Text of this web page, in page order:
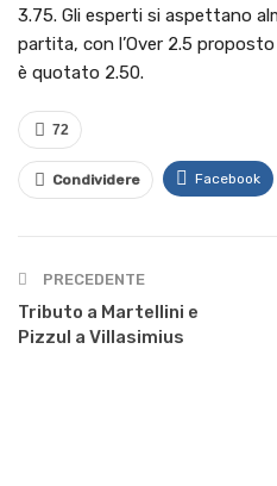
3.75. Gli esperti si aspettano
partita, con l’Over 2.5
è quotato 2.50.
72
Condividere Facebook
PRECEDENTE
Tributo a Martellini e
Pizzul a Villasimius